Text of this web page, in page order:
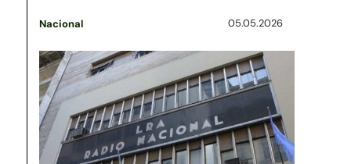
Nacional 05.05.2026